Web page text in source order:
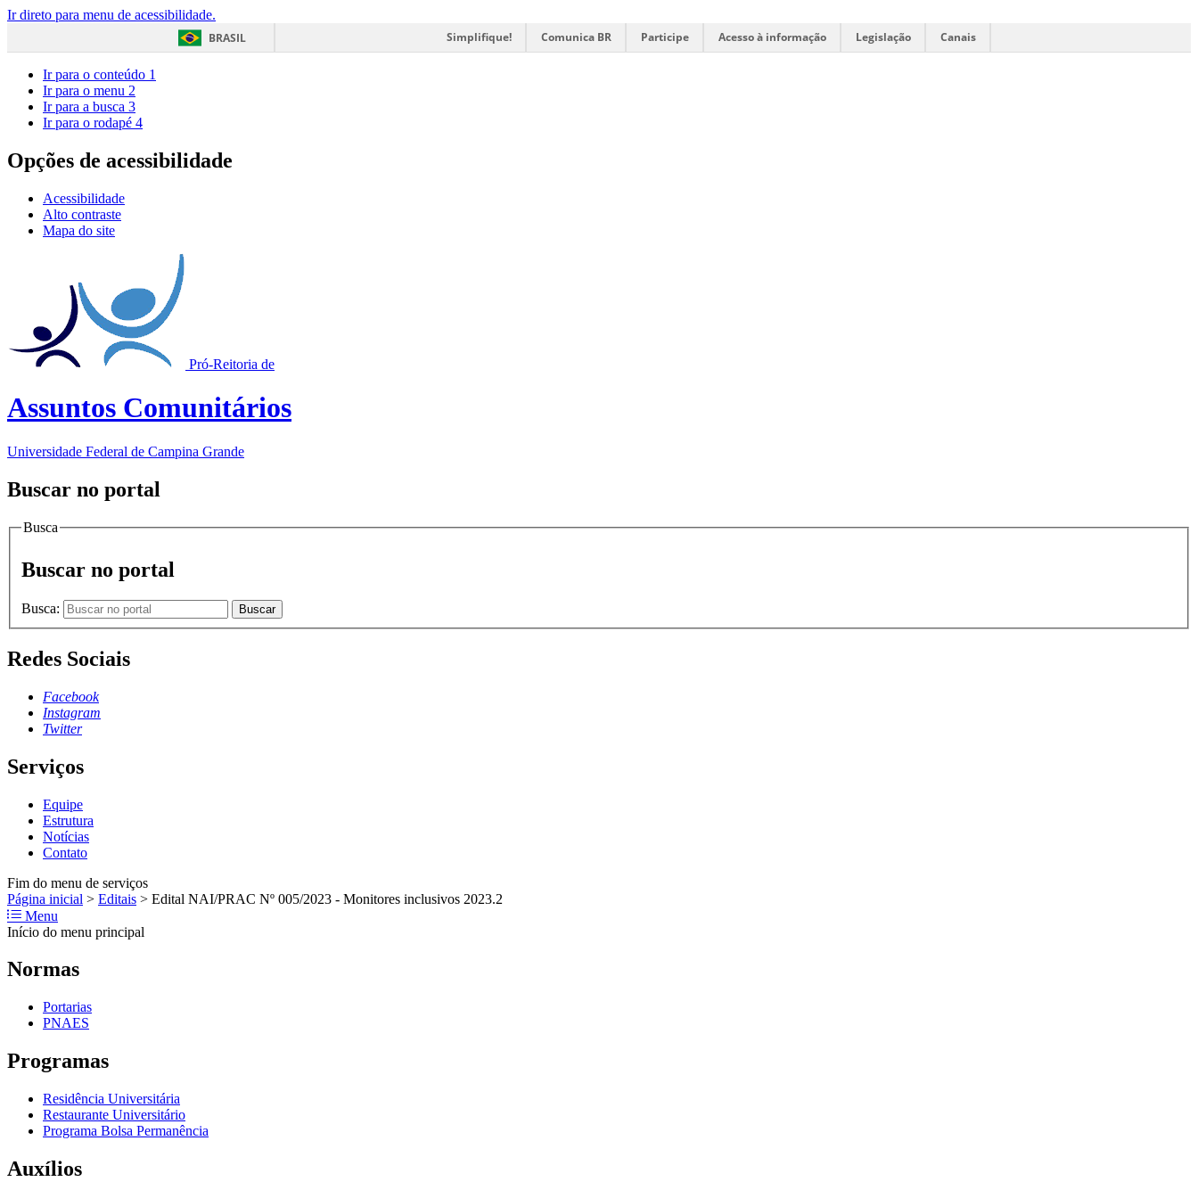
Ir direto para menu de acessibilidade.
BRASIL
Simplifique! Comunica BR Participe Acesso à informação Legislação Canais
Ir para o conteúdo 1
Ir para o menu 2
Ir para a busca 3
Ir para o rodapé 4
Opções de acessibilidade
Acessibilidade
Alto contraste
Mapa do site
Pró-Reitoria de
Assuntos Comunitários
Universidade Federal de Campina Grande
Buscar no portal
Busca
Buscar no portal
Busca: Buscar
Redes Sociais
Facebook
Instagram
Twitter
Serviços
Equipe
Estrutura
Notícias
Contato
Fim do menu de serviços
Página inicial > Editais > Edital NAI/PRAC Nº 005/2023 - Monitores inclusivos 2023.2
Menu
Início do menu principal
Normas
Portarias
PNAES
Programas
Residência Universitária
Restaurante Universitário
Programa Bolsa Permanência
Auxílios